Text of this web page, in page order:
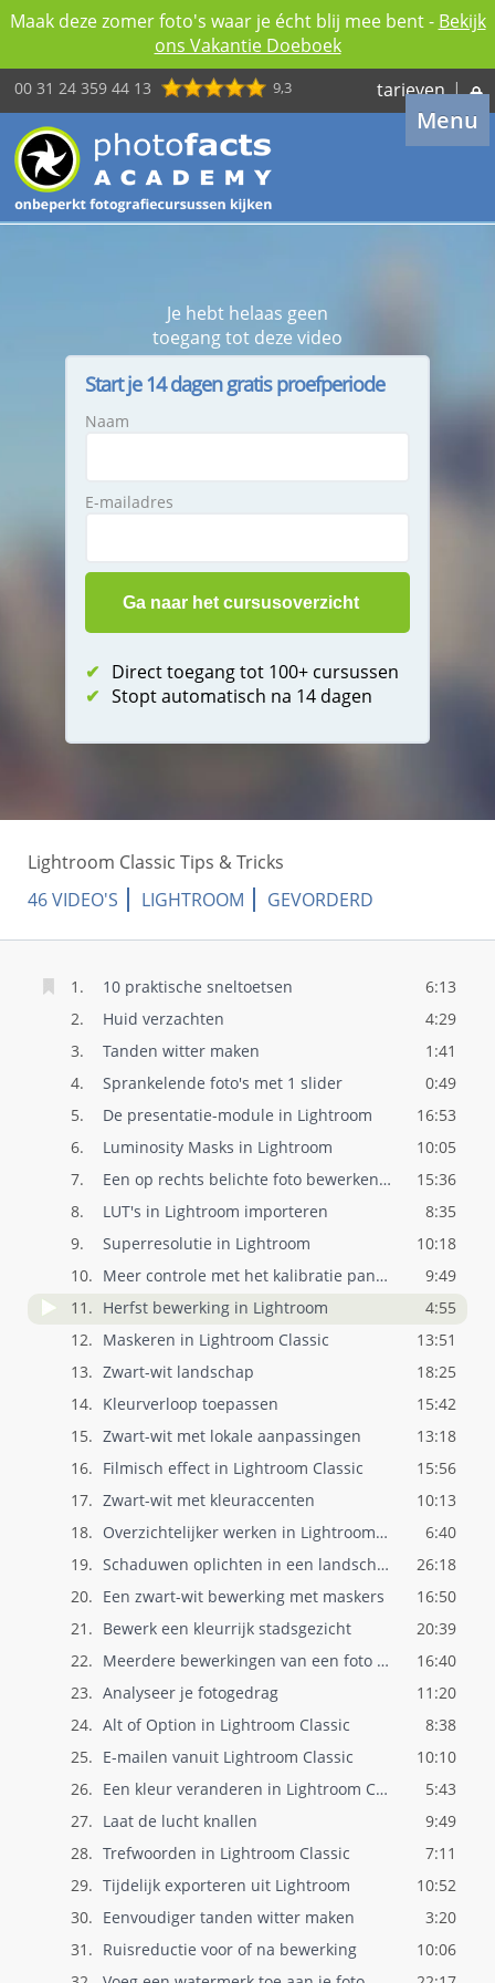
Maak deze zomer foto's waar je écht blij mee bent - Bekijk
ons Vakantie Doeboek
00 31 24 359 44 13 9,3 tarieven |
Menu
Je hebt helaas geen
toegang tot deze video
Start je 14 dagen gratis proefperiode
Naam
E-mailadres
✔ Direct toegang tot 100+ cursussen
✔ Stopt automatisch na 14 dagen
Lightroom Classic Tips & Tricks
46 VIDEO'S
LIGHTROOM GEVORDERD
1. 10 praktische sneltoetsen
6:13
2.
Huid verzachten
4:29
3.
Tanden witter maken
1:41
4.
Sprankelende foto's met 1 slider
0:49
5.
De presentatie-module in Lightroom
16:53
6.
Luminosity Masks in Lightroom
10:05
7.
Een op rechts belichte foto bewerken in ..
15:36
8.
LUT's in Lightroom importeren
8:35
9.
Superresolutie in Lightroom
10:18
10.
Meer controle met het kalibratie paneel
9:49
11. Herfst bewerking in Lightroom
4:55
12. Maskeren in Lightroom Classic
13:51
13. Zwart-wit landschap
18:25
14. Kleurverloop toepassen
15:42
15. Zwart-wit met lokale aanpassingen
13:18
16. Filmisch effect in Lightroom Classic
15:56
17. Zwart-wit met kleuraccenten
10:13
18.
Overzichtelijker werken in Lightroom Cla..
6:40
19.
Schaduwen oplichten in een landschapsfot..
26:18
20. Een zwart-wit bewerking met maskers
16:50
21. Bewerk een kleurrijk stadsgezicht
20:39
22.
Meerdere bewerkingen van een foto in Lig..
16:40
23. Analyseer je fotogedrag
11:20
24. Alt of Option in Lightroom Classic
8:38
25. E-mailen vanuit Lightroom Classic
10:10
26.
Een kleur veranderen in Lightroom Classi..
5:43
27. Laat de lucht knallen
9:49
28. Trefwoorden in Lightroom Classic
7:11
29. Tijdelijk exporteren uit Lightroom
10:52
30. Eenvoudiger tanden witter maken
3:20
31. Ruisreductie voor of na bewerking
10:06